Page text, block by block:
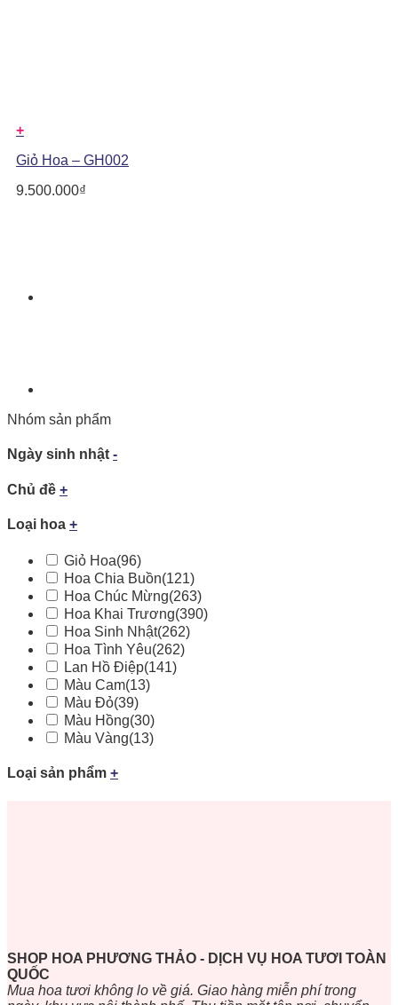
+
Giỏ Hoa – GH002
9.500.000₫
Nhóm sản phẩm
Ngày sinh nhật -
Chủ đề +
Loại hoa +
Giỏ Hoa(96)
Hoa Chia Buồn(121)
Hoa Chúc Mừng(263)
Hoa Khai Trương(390)
Hoa Sinh Nhật(262)
Hoa Tình Yêu(262)
Lan Hồ Điệp(141)
Màu Cam(13)
Màu Đỏ(39)
Màu Hồng(30)
Màu Vàng(13)
Loại sản phẩm +
SHOP HOA PHƯƠNG THẢO - DỊCH VỤ HOA TƯƠI TOÀN
QUỐC
Mua hoa tươi không lo về giá. Giao hàng miễn phí trong